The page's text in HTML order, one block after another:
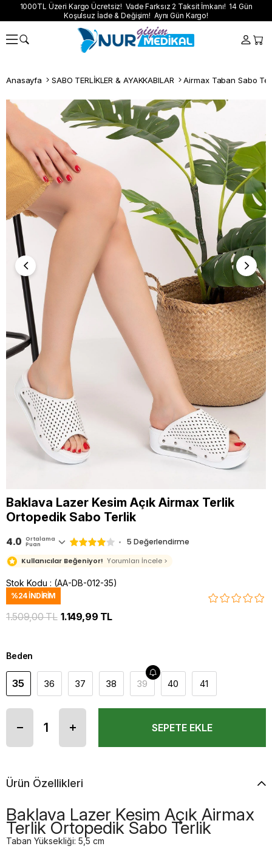
1000TL Üzeri Kargo Ücretsiz! Vade Farksız 2 Taksit İmkanı! 14 Gün
Koşulsuz İade & Değişim! Aynı Gün Kargo!
Anasayfa SABO TERLİKLER & AYAKKABILAR Airmax Taban Sabo
Baklava Lazer Kesim Açık Airmax Terlik
Ortopedik Sabo Terlik
4.0 Ortalama
Puan 5 Değerlendirme
Kullanıcılar Beğeniyor! Yorumları İncele >
Stok Kodu (AA-DB-012-35)
%24İNDIRIM
1.509,00 TL 1.149,99 TL
Beden
35 36 37 38 39 40 41
Ürün Özellikleri
Baklava Lazer Kesim Açık Airmax
Terlik Ortopedik Sabo Terlik
Taban Yüksekliği: 5,5 cm